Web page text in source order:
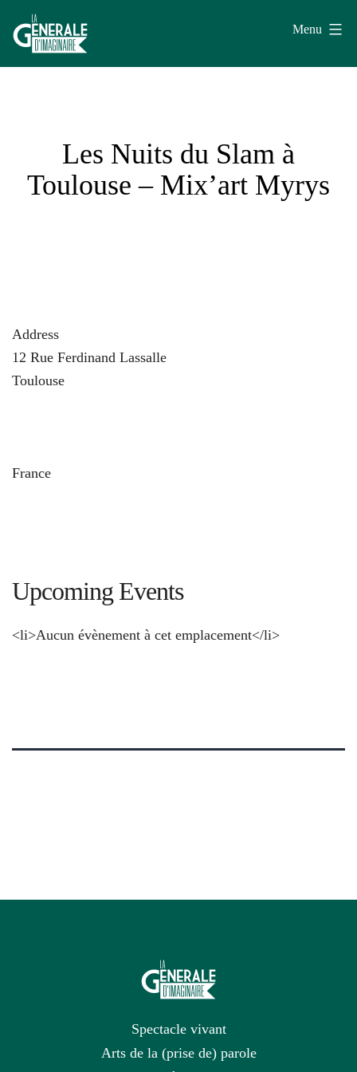
au
contenu
Menu
Les Nuits du Slam à
Toulouse – Mix’art Myrys
Address
12 Rue Ferdinand Lassalle
Toulouse
France
Upcoming Events
<li>Aucun évènement à cet emplacement</li>
Spectacle vivant
Arts de la (prise de) parole